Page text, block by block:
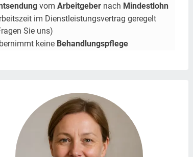
vom Arbeitgeber nach Mindestlohn
im Dienstleistungsvertrag geregelt
Sie uns)
keine Behandlungspflege